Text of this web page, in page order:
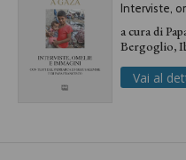
Interviste,
a cura di
Bergoglio,
Vai al